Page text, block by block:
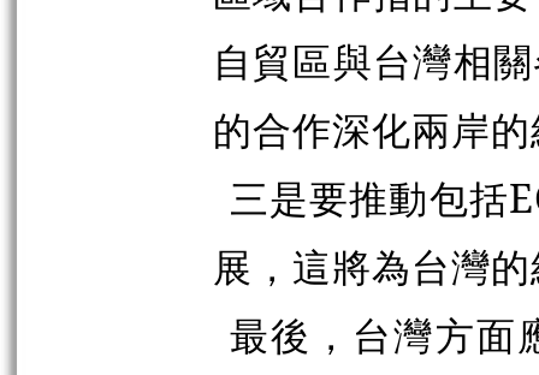
自貿區與台灣相
的合作深化兩岸
三是要推動包括
展，這將為台灣
最後，台灣方面